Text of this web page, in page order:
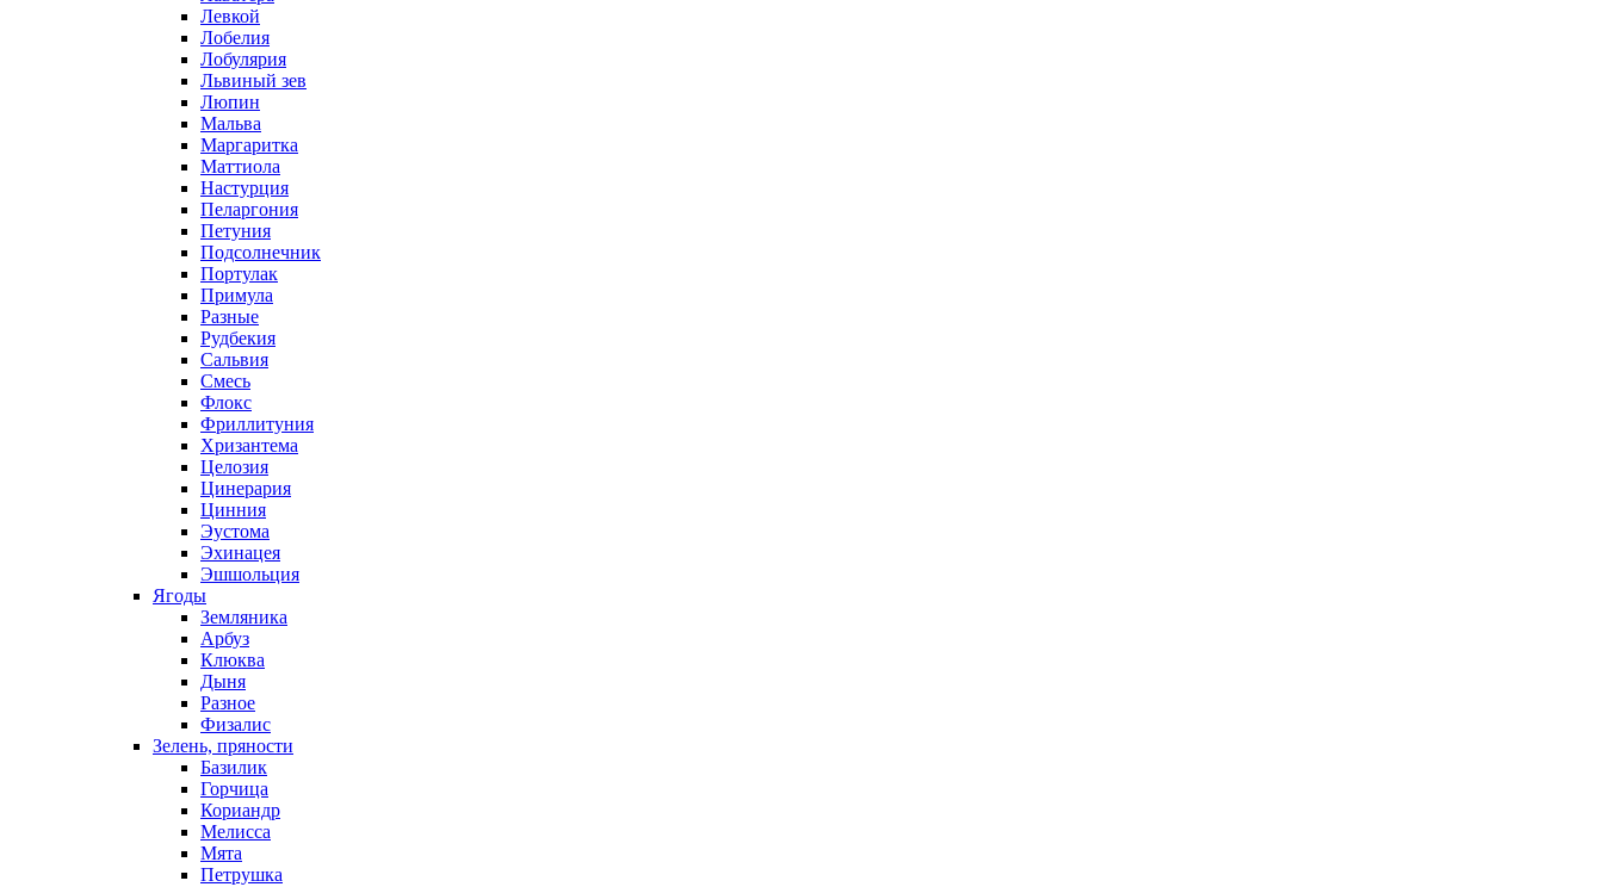
Левкой
Лобелия
Лобулярия
Львиный зев
Люпин
Мальва
Маргаритка
Маттиола
Настурция
Пеларгония
Петуния
Подсолнечник
Портулак
Примула
Разные
Рудбекия
Сальвия
Смесь
Флокс
Фриллитуния
Хризантема
Целозия
Цинерария
Цинния
Эустома
Эхинацея
Эшшольция
Ягоды
Земляника
Арбуз
Клюква
Дыня
Разное
Физалис
Зелень, пряности
Базилик
Горчица
Кориандр
Мелисса
Мята
Петрушка